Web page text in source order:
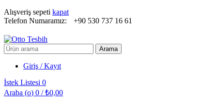
Alışveriş sepeti kapat
Telefon Numaramız:
+90 530 737 16 61
Arayın: Arama
Giriş / Kayıt
İstek Listesi 0
Araba (o) 0 / ₺0,00